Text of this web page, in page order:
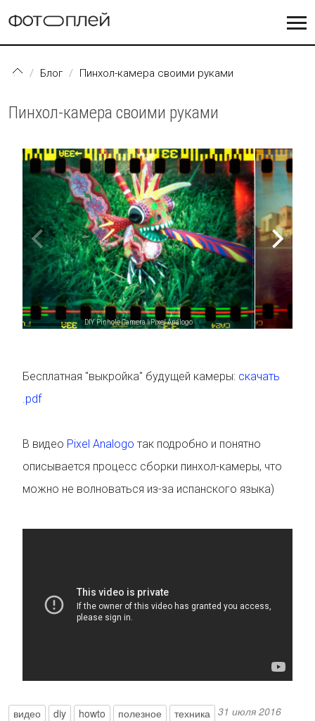
Блог Пинхол-камера своими руками
Пинхол-камера своими руками
DIY Pinhole Camera | Pixel Análogo
Бесплатная "выкройка" будущей камеры: скачать
.pdf
В видео Pixel Analogo так подробно и понятно
описывается процесс сборки пинхол-камеры, что
можно не волноваться из-за испанского языка)
видео diy howto полезное техника 31 июля 2016